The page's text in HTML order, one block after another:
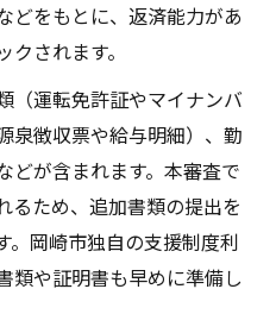
どをもとに、返済能力があ
されます。
（運転免許証やマイナンバ
泉徴収票や給与明細）、勤
どが含まれます。本審査で
るため、追加書類の提出を
。岡崎市独自の支援制度利
類や証明書も早めに準備し